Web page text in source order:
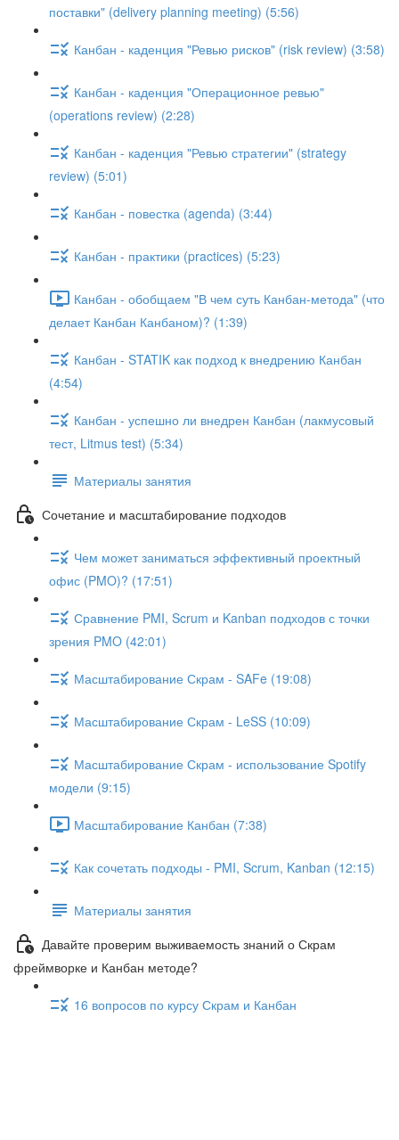
поставки" (delivery planning meeting) (5:56)
Канбан - каденция "Ревью рисков" (risk review) (3:58)
Канбан - каденция "Операционное ревью"
(operations review) (2:28)
Канбан - каденция "Ревью стратегии" (strategy
review) (5:01)
Канбан - повестка (agenda) (3:44)
Канбан - практики (practices) (5:23)
Канбан - обобщаем "В чем суть Канбан-метода" (что
делает Канбан Канбаном)? (1:39)
Канбан - STATIK как подход к внедрению Канбан
(4:54)
Канбан - успешно ли внедрен Канбан (лакмусовый
тест, Litmus test) (5:34)
Материалы занятия
Сочетание и масштабирование подходов
Чем может заниматься эффективный проектный
офис (PMO)? (17:51)
Сравнение PMI, Scrum и Kanban подходов с точки
зрения PMO (42:01)
Масштабирование Скрам - SAFe (19:08)
Масштабирование Скрам - LeSS (10:09)
Масштабирование Скрам - использование Spotify
модели (9:15)
Масштабирование Канбан (7:38)
Как сочетать подходы - PMI, Scrum, Kanban (12:15)
Материалы занятия
Давайте проверим выживаемость знаний о Скрам
фреймворке и Канбан методе?
16 вопросов по курсу Скрам и Канбан